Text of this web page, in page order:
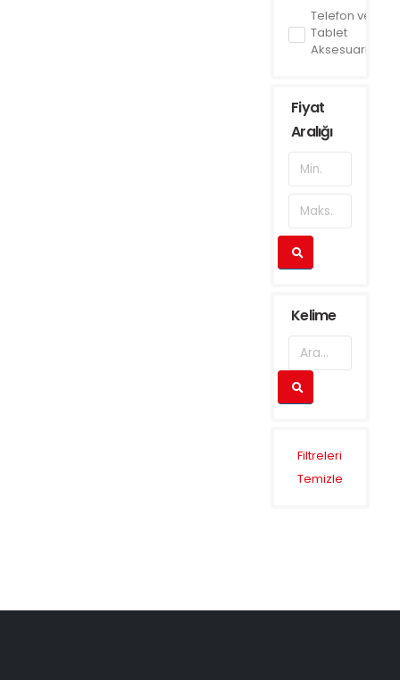
Telefon ve
Tablet
Aksesuarları
Fiyat
Aralığı
Kelime
Filtreleri
Temizle